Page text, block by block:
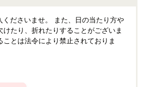
ださいませ。 また、日の当たり方や
たり、折れたりすることがございま
とは法令により禁止されておりま